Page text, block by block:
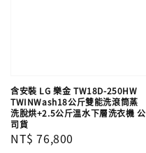
含安裝 LG 樂金 TW18D-250HW
TWINWash18公斤雙能洗滾筒蒸
洗脫烘+2.5公斤溫水下層洗衣機 公
司貨
Regular
NT$ 76,800